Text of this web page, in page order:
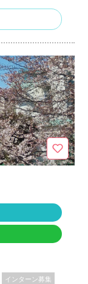
インターン募集